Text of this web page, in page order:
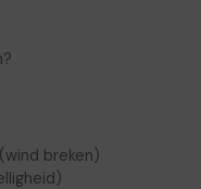
(wind breken)